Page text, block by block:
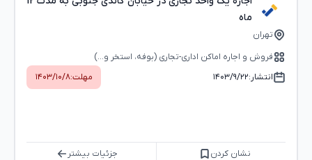
ماه
تهران
فروش و اجاره اماکن اداری-تجاری (بوفه، استخر و...)
انتشار:۱۴۰۳/۹/۲۲ مهلت:۱۴۰۳/۱۰/۸
نشان کردن جزئیات بیشتر